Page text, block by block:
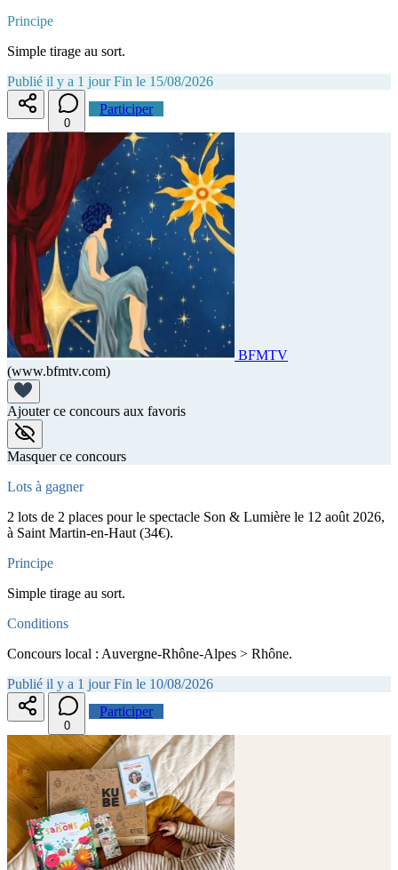
Principe
Simple tirage au sort.
Publié il y a 1 jour Fin le 15/08/2026
0
Participer
BFMTV
(www.bfmtv.com)
Ajouter ce concours aux favoris
Masquer ce concours
Lots à gagner
2 lots de 2 places pour le spectacle Son & Lumière le 12 août 2026,
à Saint Martin-en-Haut (34€).
Principe
Simple tirage au sort.
Conditions
Concours local : Auvergne-Rhône-Alpes > Rhône.
Publié il y a 1 jour Fin le 10/08/2026
0
Participer